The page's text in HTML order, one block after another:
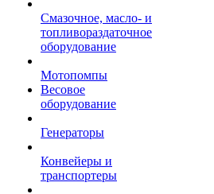
Смазочное, масло- и
топливораздаточное
оборудование
Мотопомпы
Весовое
оборудование
Генераторы
Конвейеры и
транспортеры